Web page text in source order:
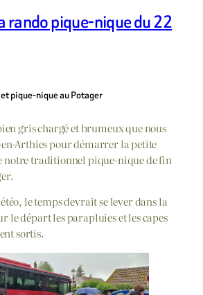
rando pique-nique du 22
pique-nique au Potager
gris chargé et brumeux que nous
Arthies pour démarrer la petite
notre traditionnel pique-nique de fin
le temps devrait se lever dans la
le départ les parapluies et les capes
sortis.